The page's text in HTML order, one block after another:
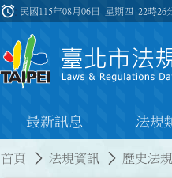
:::
alarm 民國115年08月06日 星期四22時26
最新訊息 法規
首頁 法規資訊 歷史法